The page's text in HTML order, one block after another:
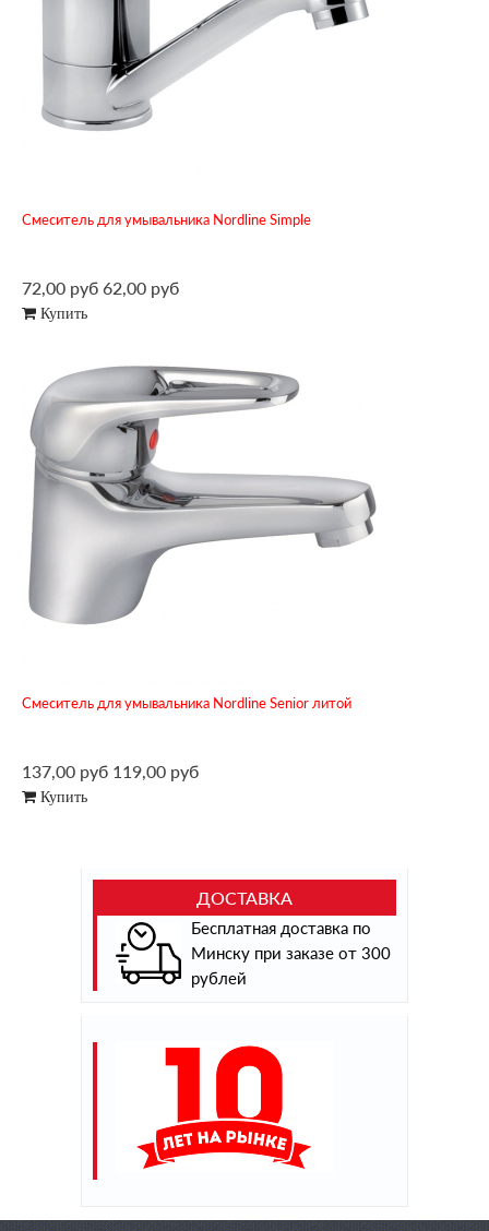
Смеситель для умывальника Nordline Simple
72,00 руб 62,00 руб
Купить
Смеситель для умывальника Nordline Senior литой
137,00 руб 119,00 руб
Купить
ДОСТАВКА
Бесплатная доставка по
Минску при заказе от 300
рублей